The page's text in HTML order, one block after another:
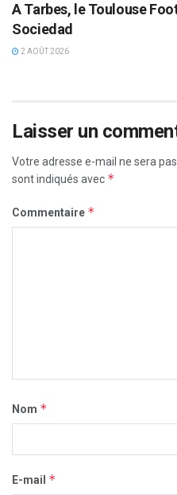
A Tarbes, le Toulouse
Sociedad
2 AOÛT 2026
Laisser un
Votre adresse e-mail ne sera
sont indiqués avec *
Commentaire *
Nom *
E-mail *